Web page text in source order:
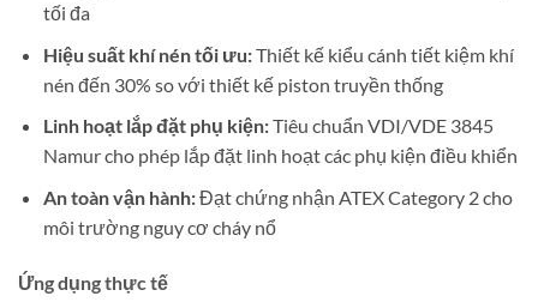
tối đa
Hiệu suất khí nén tối ưu:Thiết kế kiểu cánh tiết kiệm khí
nén đến 30% so với thiết kế piston truyền thống
Linh hoạt lắp đặt phụ kiện:Tiêu chuẩn VDI/VDE 3845
Namur cho phép lắp đặt linh hoạt các phụ kiện điều khiển
An toàn vận hành:Đạt chứng nhận ATEX Category 2 cho
môi trường nguy cơ cháy nổ
Ứng dụng thực tế